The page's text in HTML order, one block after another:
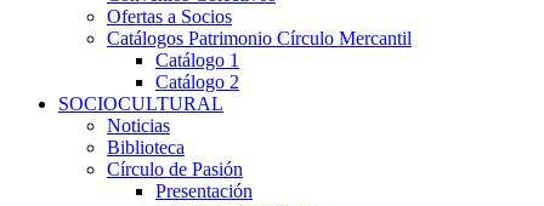
Ofertas a Socios
Catálogos Patrimonio Círculo Mercantil
Catálogo 1
Catálogo 2
SOCIOCULTURAL
Noticias
Biblioteca
Círculo de Pasión
Presentación